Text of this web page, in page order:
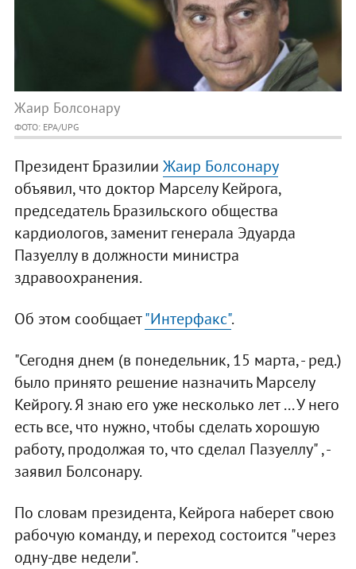
Жаир Болсонару
ФОТО: EPA/UPG
Президент Бразилии Жаир Болсонару
объявил, что доктор Марселу Кейрога,
председатель Бразильского общества
кардиологов, заменит генерала Эдуарда
Пазуеллу в должности министра
здравоохранения.
Об этом сообщает"Интерфакс".
"Сегодня днем (в понедельник, 15 марта, - ред.)
было принято решение назначить Марселу
Кейрогу. Я знаю его уже несколько лет ... У него
есть все, что нужно, чтобы сделать хорошую
работу, продолжая то, что сделал Пазуеллу" , -
заявил Болсонару.
По словам президента, Кейрога наберет свою
рабочую команду, и переход состоится "через
одну-две недели".